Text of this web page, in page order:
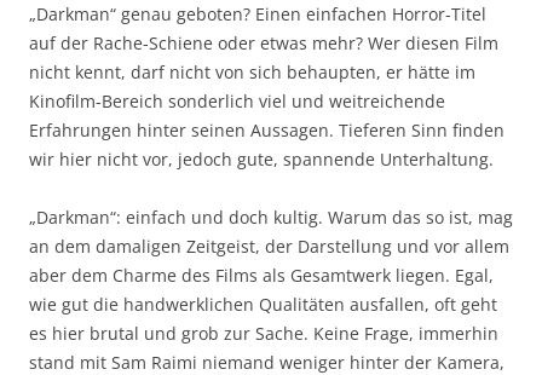
„Darkman“ genau geboten? Einen einfachen Horror-Titel
auf der Rache-Schiene oder etwas mehr? Wer diesen Film
nicht kennt, darf nicht von sich behaupten, er hätte im
Kinofilm-Bereich sonderlich viel und weitreichende
Erfahrungen hinter seinen Aussagen. Tieferen Sinn finden
wir hier nicht vor, jedoch gute, spannende Unterhaltung.
„Darkman“: einfach und doch kultig. Warum das so ist, mag
an dem damaligen Zeitgeist, der Darstellung und vor allem
aber dem Charme des Films als Gesamtwerk liegen. Egal,
wie gut die handwerklichen Qualitäten ausfallen, oft geht
es hier brutal und grob zur Sache. Keine Frage, immerhin
stand mit Sam Raimi niemand weniger hinter der Kamera,